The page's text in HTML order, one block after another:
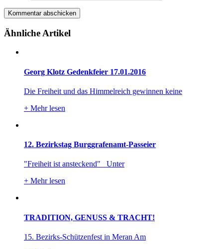
Ähnliche Artikel
Georg Klotz Gedenkfeier 17.01.2016
Die Freiheit und das Himmelreich gewinnen keine
+ Mehr lesen
12. Bezirkstag Burggrafenamt-Passeier
"Freiheit ist ansteckend" Unter
+ Mehr lesen
TRADITION, GENUSS & TRACHT!
15. Bezirks-Schützenfest in Meran Am